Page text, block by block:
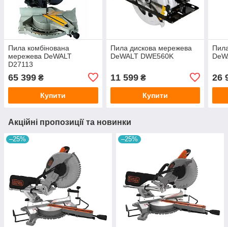
Пила комбінована
мережева DeWALT
D27113
65 399 ₴
Купити
Пила дискова мережева
DeWALT DWE560K
11 599₴
Купити
26
Акційні пропозиції та новинки
–25% –25%